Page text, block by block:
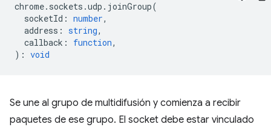
chrome. sockets .udp . joinGroup(
socketId : number,
address : string,
callback : function,
) : void
Se une al grupo de multidifusión y comienza a recibir
paquetes de ese grupo. El socket debe estar vinculado